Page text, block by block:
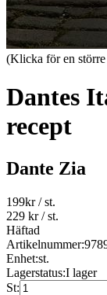
(Klicka för en
Dantes
recept
Dante Zia
199kr/ st.
229 kr/ st.
Häftad
Artikelnummer:
Enhet:st.
Lagerstatus:I lager
St: